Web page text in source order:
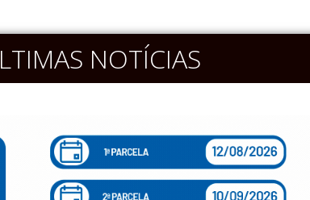
NOTÍCIAS